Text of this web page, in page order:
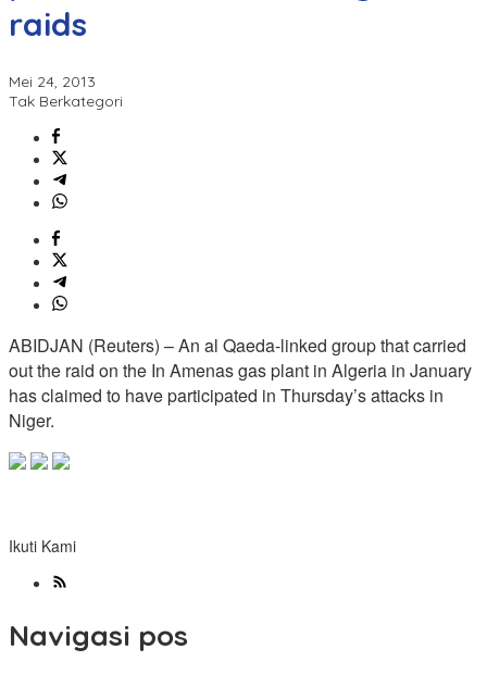
raids
Mei 24, 2013
Tak Berkategori
ABIDJAN (Reuters) – An al Qaeda-linked group that carried
out the raid on the In Amenas gas plant in Algeria in January
has claimed to have participated in Thursday’s attacks in
Niger.
Ikuti Kami
Navigasi pos